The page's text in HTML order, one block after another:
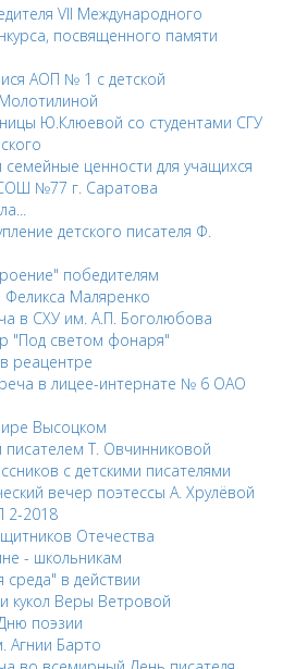
VII Международного
посвященного памяти
АОП № 1 с детской
Ю.Клюевой со студентами СГУ
ценности для учащихся
№77 г. Саратова
детского писателя Ф.
победителям
Маляренко
в СХУ им. А.П. Боголюбова
"Под светом фонаря"
реацентре
в лицее-интернате № 6 ОАО
Высоцком
писателем Т. Овчинниковой
с детскими писателями
вечер поэтессы А. Хрулёвой
2-2018
Отечества
- школьникам
среда" в действии
кукол Веры Ветровой
поэзии
Агнии Барто